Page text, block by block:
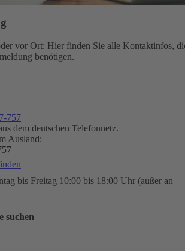
vor Ort: Hier finden Sie alle Kontaktinfos,
benötigen.
757
dem deutschen Telefonnetz.
Ausland:
bis Freitag 10:00 bis 18:00 Uhr (außer an
suchen